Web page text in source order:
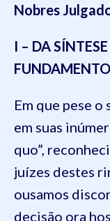
Nobres
I – DA
Em que pese
em suas
quo”,
juízes destes
ousamos
decisão ora